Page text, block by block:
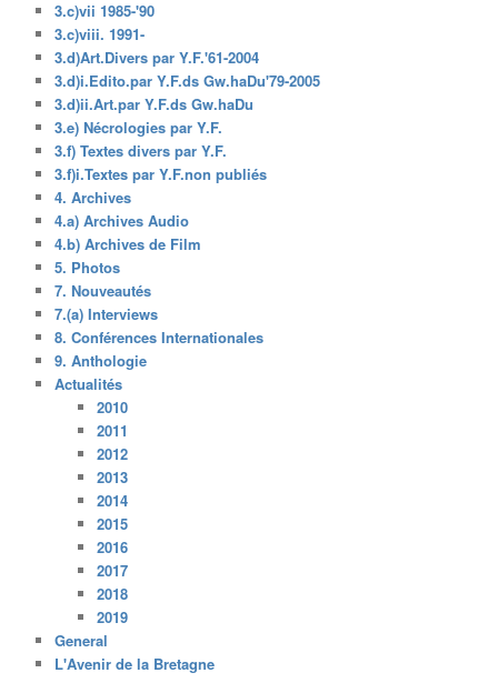
3.c)vii 1985-'90
3.c)viii. 1991-
3.d)Art.Divers par Y.F.'61-2004
3.d)i.Edito.par Y.F.ds Gw.haDu'79-2005
3.d)ii.Art.par Y.F.ds Gw.haDu
3.e) Nécrologies par Y.F.
3.f) Textes divers par Y.F.
3.f)i.Textes par Y.F.non publiés
4. Archives
4.a) Archives Audio
4.b) Archives de Film
5. Photos
7. Nouveautés
7.(a) Interviews
8. Conférences Internationales
9. Anthologie
Actualités
2010
2011
2012
2013
2014
2015
2016
2017
2018
2019
General
L'Avenir de la Bretagne